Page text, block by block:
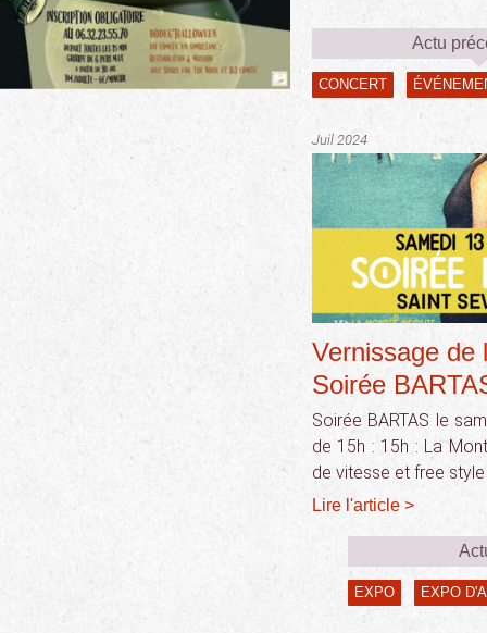
Actu
CONCERT
Juil 2024
Vernissage de
Soirée
Soirée BARTAS le
de 15h : 15h : La
de vitesse et free
Lire l'article >
EXPO EXPO